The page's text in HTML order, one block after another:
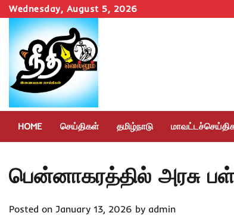
Skip
to
content
Wednesday, August 5, 2026
HOME செய்திகள் தமிழ்நாடு
பென்னாகரத்தில் அரசு
Posted on January 13, 2026 by admin